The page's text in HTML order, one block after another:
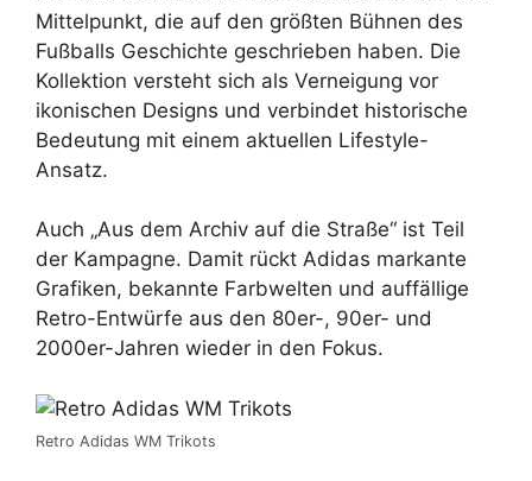
Mittelpunkt, die auf den größten Bühnen des
Fußballs Geschichte geschrieben haben. Die
Kollektion versteht sich als Verneigung vor
ikonischen Designs und verbindet historische
Bedeutung mit einem aktuellen Lifestyle-
Ansatz.
Auch „Aus dem Archiv auf die Straße“ ist Teil
der Kampagne. Damit rückt Adidas markante
Grafiken, bekannte Farbwelten und auffällige
Retro-Entwürfe aus den 80er-, 90er- und
2000er-Jahren wieder in den Fokus.
Retro Adidas WM Trikots